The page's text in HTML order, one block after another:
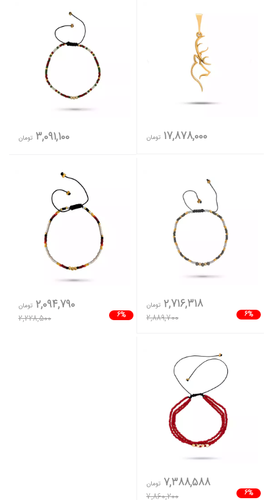
17,878,000 تومان 3,091,100 تومان
6%
2,716,318 تومان
2,889,700
6%
2,094,790 تومان
2,228,500
6%
7,388,588 تومان
7,860,200